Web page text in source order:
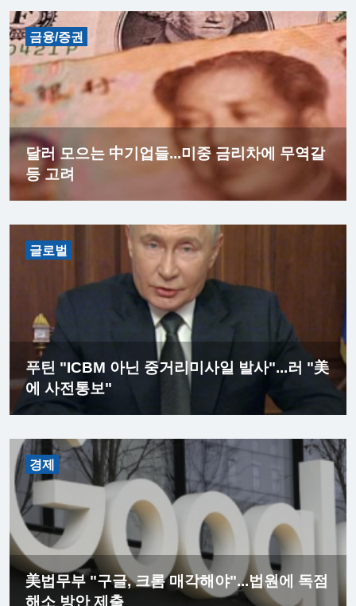
금융/증권
달러 모으는 中기업들...미중 금리차에 무역갈
등 고려
글로벌
푸틴 "ICBM 아닌 중거리미사일 발사"...러 "美
에 사전통보"
경제
美법무부 "구글, 크롬 매각해야"...법원에 독점
해소 방안 제출